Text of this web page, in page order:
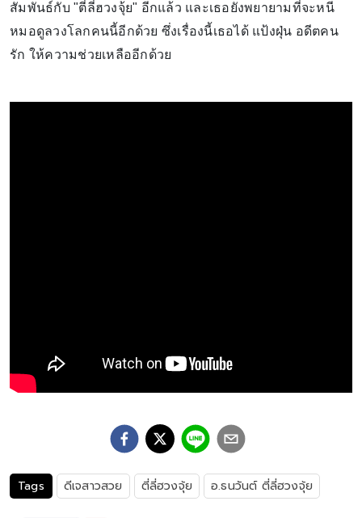
สัมพันธ์กับ "ตี่ลี่ฮวงจุ้ย" อีกแล้ว และเธอยังพยายามที่จะหนี
หมอดูลวงโลกคนนี้อีกด้วย ซึ่งเรื่องนี้เธอได้ แป้งฝุ่น อดีตคน
รัก ให้ความช่วยเหลืออีกด้วย
Tags ดีเจสาวสวย ตี่ลี่ฮวงจุ้ย อ.ธนวันต์ ตี่ลี่ฮวงจุ้ย